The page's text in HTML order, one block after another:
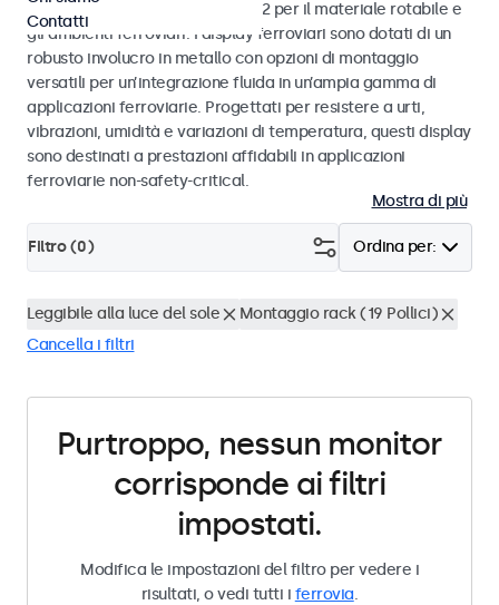
alle norme EN 50155 e EN 45545-2 per il materiale rotabile e
gli ambienti ferroviari. I display ferroviari sono dotati di un
robusto involucro in metallo con opzioni di montaggio
versatili per un’integrazione fluida in un’ampia gamma di
applicazioni ferroviarie. Progettati per resistere a urti,
vibrazioni, umidità e variazioni di temperatura, questi display
sono destinati a prestazioni affidabili in applicazioni
ferroviarie non-safety-critical.
Mostra di più
Ordina per:
Filtro (0)
Leggibile alla luce del sole
Montaggio rack (19 Pollici)
Cancella i filtri
Purtroppo, nessun monitor
corrisponde ai filtri
impostati.
Modifica le impostazioni del filtro per vedere i
risultati, o vedi tutti i ferrovia.
Contatti